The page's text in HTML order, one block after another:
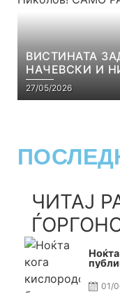
ВИСТИНАТА
НАЧЕВСКИ И
С5Е8
27/05/2026
ЧИТАЈ
01/